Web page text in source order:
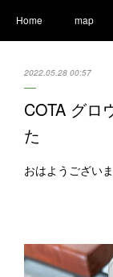
Home map
2022.05.28 00:57
COTA グロ
た
おはようござい